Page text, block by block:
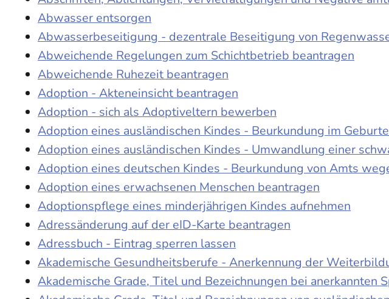
Abwasser entsorgen
Abwasserbeseitigung - dezentrale Beseitigung von
Abweichende Regelungen zum Schichtbetrieb beantragen
Abweichende Ruhezeit beantragen
Adoption - Akteneinsicht beantragen
Adoption - sich als Adoptiveltern bewerben
Adoption eines ausländischen Kindes - Beurkundung im
Adoption eines ausländischen Kindes - Umwandlung einer
Adoption eines deutschen Kindes - Beurkundung von Amts
Adoption eines erwachsenen Menschen beantragen
Adoptionspflege eines minderjährigen Kindes aufnehmen
Adressänderung auf der eID-Karte beantragen
Adressbuch - Eintrag sperren lassen
Akademische Gesundheitsberufe - Anerkennung der
Akademische Grade, Titel und Bezeichnungen bei anerkannten